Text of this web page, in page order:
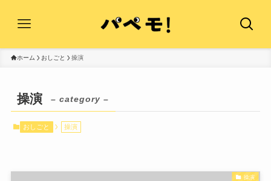
ホーム おしごと 操演
操演 – category –
おしごと 操演
操演